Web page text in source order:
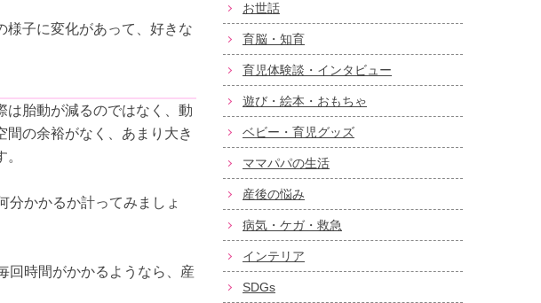
様子に変化があって、好きな
は胎動が減るのではなく、動
の余裕がなく、あまり大き
分かかるか計ってみましょ
回時間がかかるようなら、産
お世話
育脳・知育
育児体験談・インタビュー
遊び・絵本・おもちゃ
ベビー・育児グッズ
ママパパの生活
産後の悩み
病気・ケガ・救急
インテリア
SDGs